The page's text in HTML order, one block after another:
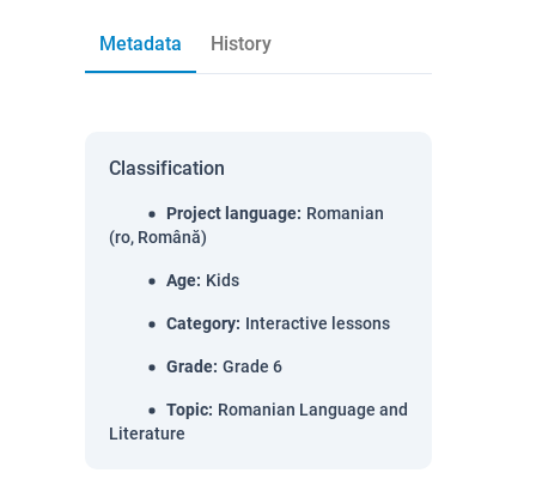
Metadata History
Classification
Project language: Romanian
(ro, Română)
Age: Kids
Category: Interactive lessons
Grade: Grade 6
Topic: Romanian Language and
Literature